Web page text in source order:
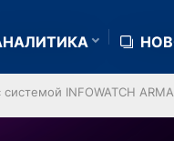
INFOWATCH ARMA